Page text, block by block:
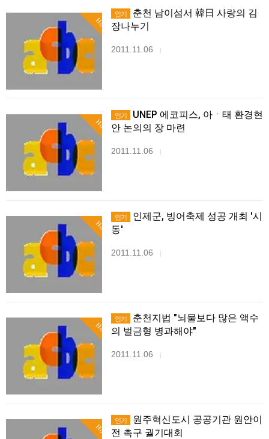
Hot
인기
춘천 남이섬서 韓日 사랑의 김
장나누기
2011.11.06 |
Hot
인기
UNEP 에코피스, 아ㆍ태 환경현
안 논의의 장 마련
2011.11.06 |
Hot
인기
인제군, 빙어축제 성공 개최 '시
동'
2011.11.06 |
Hot
인기
춘천지법 "뇌물보다 많은 액수
의 벌금형 병과해야"
2011.11.06 |
Hot
인기
원주혁신도시 공공기관 원안이
전 촉구 궐기대회